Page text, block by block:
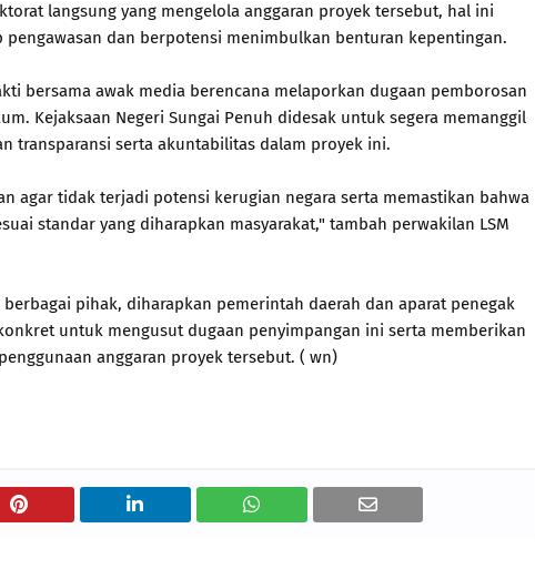
langsung yang mengelola anggaran proyek tersebut, hal ini
dan berpotensi menimbulkan benturan kepentingan.
bersama awak media berencana melaporkan dugaan pemborosan
Kejaksaan Negeri Sungai Penuh didesak untuk segera memanggil
transparansi serta akuntabilitas dalam proyek ini.
agar tidak terjadi potensi kerugian negara serta memastikan bahwa
standar yang diharapkan masyarakat," tambah perwakilan LSM
pihak, diharapkan pemerintah daerah dan aparat penegak
untuk mengusut dugaan penyimpangan ini serta memberikan
anggaran proyek tersebut. ( wn)